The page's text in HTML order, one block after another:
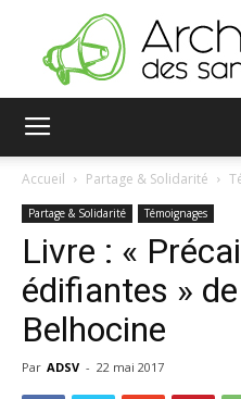
Accueil Partage & Solidarité
Partage & Solidarité Témoignages
Livre : «
édifiantes »
Belhocine
Par ADSV - 22 mai 2017